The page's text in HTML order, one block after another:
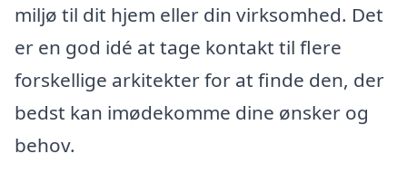
miljø til dit hjem eller din virksomhed. Det
er en god idé at tage kontakt til flere
forskellige arkitekter for at finde den, der
bedst kan imødekomme dine ønsker og
behov.